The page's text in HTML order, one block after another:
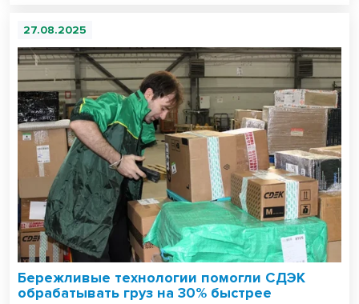
27.08.2025
Бережливые технологии помогли СДЭК
обрабатывать груз на 30% быстрее